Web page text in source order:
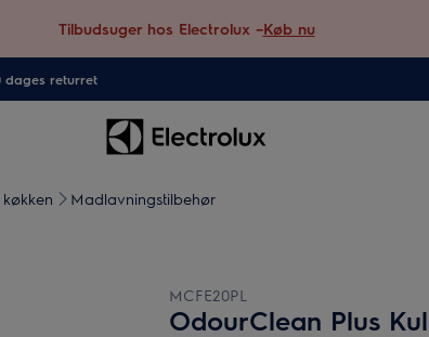
Tilbudsuger hos Electrolux –Køb nu
dages returret
Madlavningstilbehør
MCFE20PL
OdourClean Plus